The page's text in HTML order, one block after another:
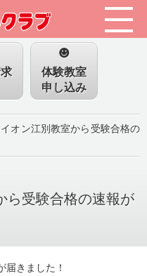
体験教室
申し込み
イオン江別教室から受験合格の
ら受験合格の速報が
届きました！